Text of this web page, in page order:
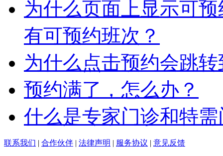
为什么页面上显示可
有可预约班次？
为什么点击预约会跳
预约满了，怎么办？
什么是专家门诊和特
联系我们 | 合作伙伴 | 法律声明 | 服务协议 | 意见反馈